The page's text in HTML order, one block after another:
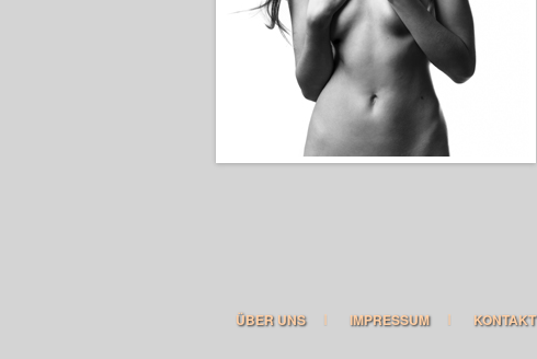
ÜBER UNS IMPRESSUM KONTAKT